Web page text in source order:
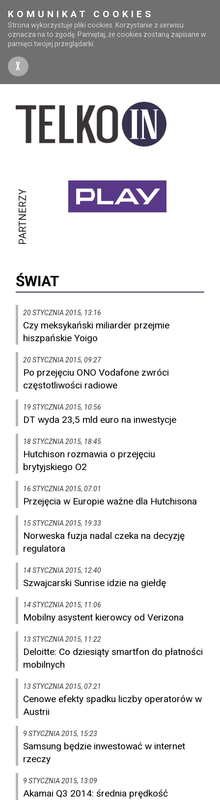
KOMUNIKAT COOKIES
Strona wykorzystuje pliki cookies. Korzystanie z serwisu
oznacza na to zgodę. Pamiętaj, że cookies zostaną zapisane w
pamięci twojej przeglądarki.
X
PARTNERZY
ŚWIAT
20 STYCZNIA 2015, 13:16
Czy meksykański miliarder przejmie
hiszpańskie Yoigo
20 STYCZNIA 2015, 09:27
Po przejęciu ONO Vodafone zwróci
częstotliwości radiowe
19 STYCZNIA 2015, 10:56
DT wyda 23,5 mld euro na inwestycje
18 STYCZNIA 2015, 18:45
Hutchison rozmawia o przejęciu
brytyjskiego O2
16 STYCZNIA 2015, 07:01
Przejęcia w Europie ważne dla Hutchisona
15 STYCZNIA 2015, 19:33
Norweska fuzja nadal czeka na decyzję
regulatora
14 STYCZNIA 2015, 12:40
Szwajcarski Sunrise idzie na giełdę
14 STYCZNIA 2015, 11:06
Mobilny asystent kierowcy od Verizona
13 STYCZNIA 2015, 11:22
Deloitte: Co dziesiąty smartfon do płatności
mobilnych
13 STYCZNIA 2015, 07:21
Cenowe efekty spadku liczby operatorów w
Austrii
9 STYCZNIA 2015, 15:23
Samsung będzie inwestować w internet
rzeczy
9 STYCZNIA 2015, 13:09
Akamai Q3 2014: średnia prędkość